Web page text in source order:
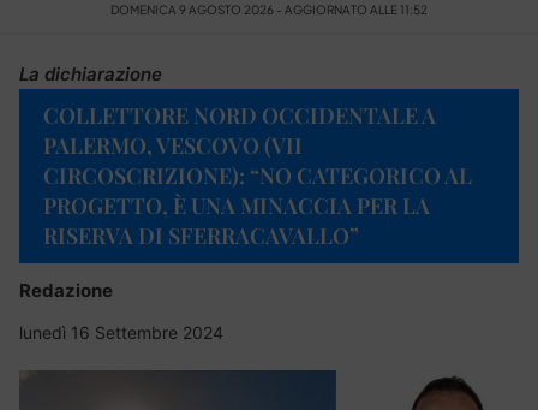
DOMENICA 9 AGOSTO 2026 - AGGIORNATO ALLE 11:52
La dichiarazione
COLLETTORE NORD OCCIDENTALE A
PALERMO, VESCOVO (VII
CIRCOSCRIZIONE): “NO CATEGORICO AL
PROGETTO, È UNA MINACCIA PER LA
RISERVA DI SFERRACAVALLO”
Redazione
lunedì 16 Settembre 2024